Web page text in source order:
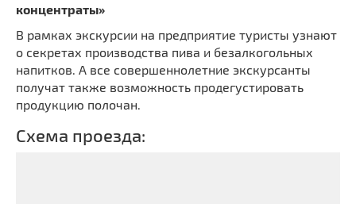
концентраты»
В рамках экскурсии на предприятие туристы узнают
о секретах производства пива и безалкогольных
напитков. А все совершеннолетние экскурсанты
получат также возможность продегустировать
продукцию полочан.
Схема проезда: